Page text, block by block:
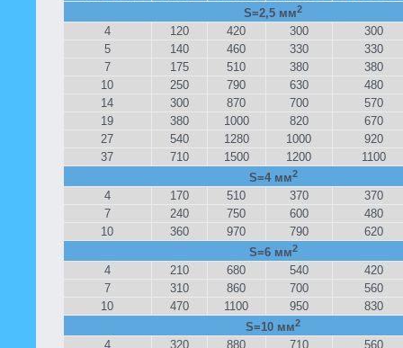
S=2,5 мм2
4 120 420 300
300
5
140 460 330
330
7
175 510 380
380
10
250 790 630
480
14
300 870 700
570
19
380 1000 820
670
27
540 1280 1000
920
37
710 1500 1200
1100
S=4 мм2
4 170 510 370
370
7
240 750 600
480
10
360 970 790
620
S=6 мм2
4 210 680 540
420
7
310 860 700
560
10
470 1100 950
830
S=10 мм2
4 320 880 710
560